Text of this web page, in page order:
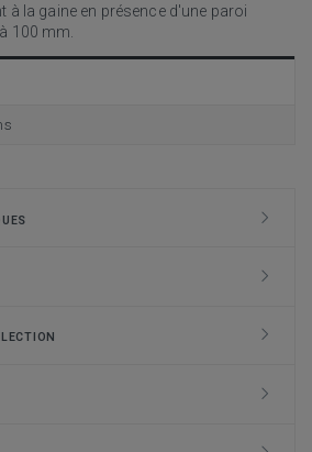
à la gaine en présence d'une paroi
100 mm.